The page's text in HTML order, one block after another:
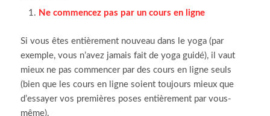
Ne commencez pas par un cours en ligne
Si vous êtes entièrement nouveau dans le yoga (par
exemple, vous n’avez jamais fait de yoga guidé), il vaut
mieux ne pas commencer par des cours en ligne seuls
(bien que les cours en ligne soient toujours mieux que
d’essayer vos premières poses entièrement par vous-
même).